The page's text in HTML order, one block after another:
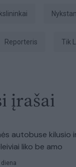
Reporteris tik
įrašai
autobuse kilusio
liko be amo